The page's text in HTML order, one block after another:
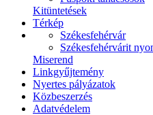
Kitüntetések
Térkép
Székesfehérvár
Székesfehérvárit
Miserend
Linkgyűjtemény
Nyertes pályázatok
Közbeszerzés
Adatvédelem